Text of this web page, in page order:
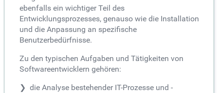
ebenfalls ein wichtiger Teil des
Entwicklungsprozesses, genauso wie die Installation
und die Anpassung an spezifische
Benutzerbedürfnisse.
Zu den typischen Aufgaben und Tätigkeiten von
Softwareentwicklern gehören:
die Analyse bestehender IT-Prozesse und -